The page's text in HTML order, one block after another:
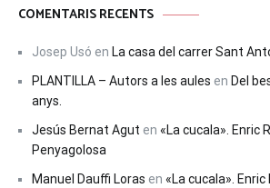
COMENTARIS RECENTS
Josep Usó en La casa del carrer Sant
PLANTILLA – Autors a les aules en Del
anys.
Jesús Bernat Agut en «La cucala». Enric
Penyagolosa
Manuel Dauffi Loras en «La cucala». Enric